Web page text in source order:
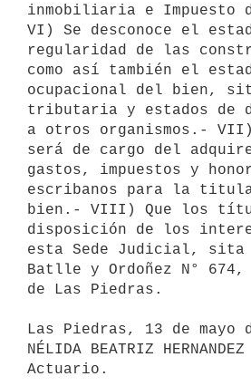
inmobiliaria e Impuesto
VI) Se desconoce el
regularidad de las
como así también el
ocupacional del bien,
tributaria y estados de
a otros organismos.- VII)
será de cargo del
gastos, impuestos y
escribanos para la
bien.- VIII) Que los
disposición de los
esta Sede Judicial, sita
Batlle y Ordoñez N°
de Las Piedras.
Las Piedras, 13 de mayo
NÉLIDA BEATRIZ
Actuario.